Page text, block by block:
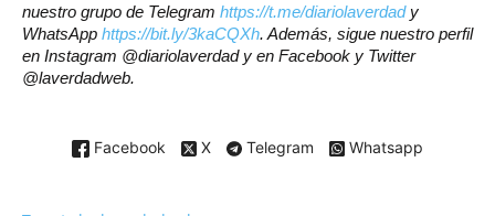
nuestro grupo de Telegram https://t.me/diariolaverdady
WhatsApp https://bit.ly/3kaCQXh. Además, sigue nuestro perfil
en Instagram @diariolaverdad y en Facebook y Twitter
@laverdadweb.
Facebook X Telegram Whatsapp